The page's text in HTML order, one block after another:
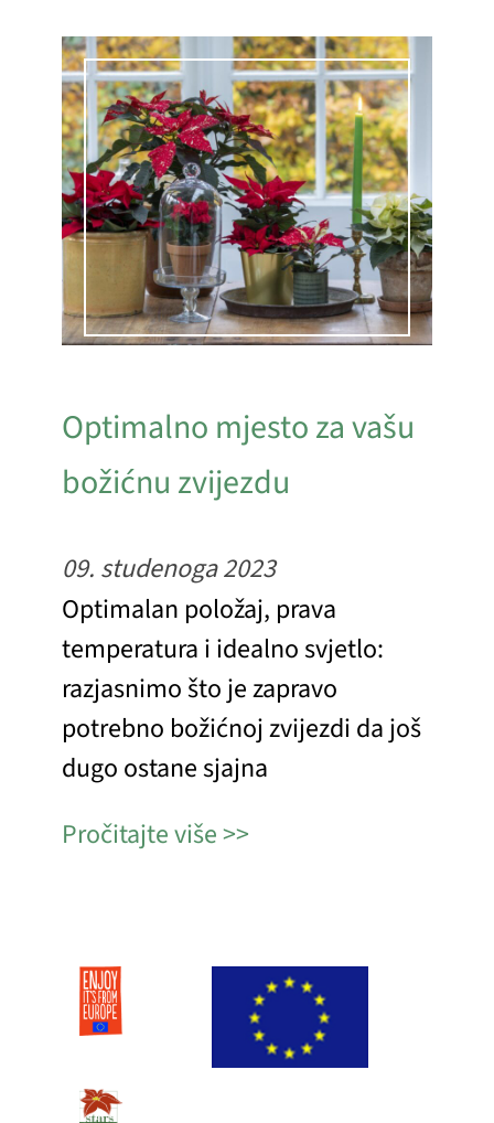
Optimalno mjesto za vašu
božićnu zvijezdu
09. studenoga 2023
Optimalan položaj, prava
temperatura i idealno svjetlo:
razjasnimo što je zapravo
potrebno božićnoj zvijezdi da još
dugo ostane sjajna
Pročitajte više